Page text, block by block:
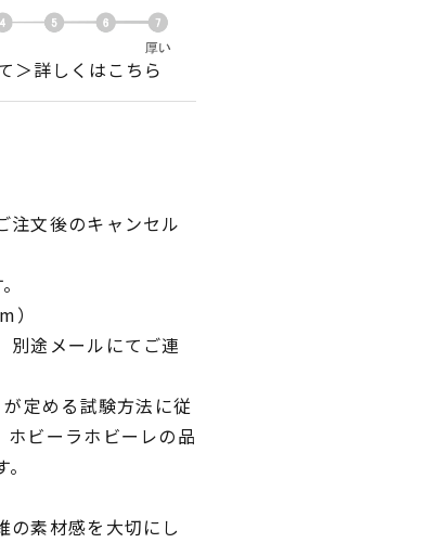
＞詳しくはこちら
注文後のキャンセル
）
別途メールにてご連
定める試験方法に従
ホビーラホビーレの品
の素材感を大切にし